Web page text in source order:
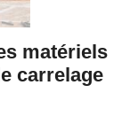
matériels
carrelage